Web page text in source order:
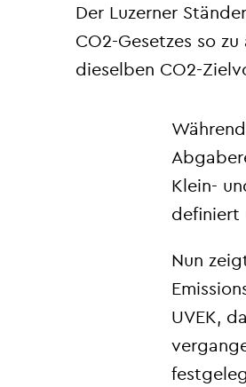
Der Luzerner
CO2-Gesetzes so
dieselben CO2-
Klein-
definiert
Nun
UVEK,